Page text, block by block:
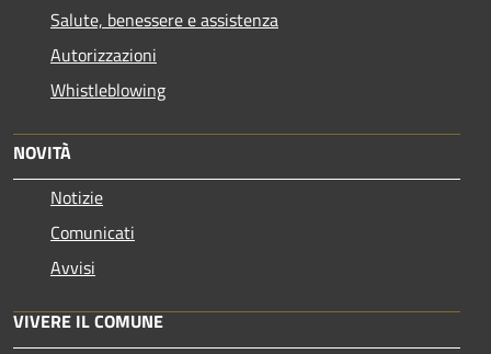
Salute, benessere e assistenza
Autorizzazioni
Whistleblowing
NOVITÀ
Notizie
Comunicati
Avvisi
VIVERE IL COMUNE